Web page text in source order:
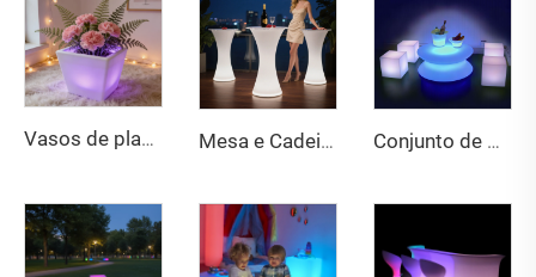
Vasos de plantas LED (3 tamanhos) – Vasos luminosos com mudança de cor Mesa e Cadeiras LED Modernas Ecológicas com Resistência à Água para Uso em Festas e Eventos ao Ar Livre Conjunto de Banqueta Redonda com Luz LED Pequena Cintura, Móveis LED com 16 Cores RGB que Mudam com Controle Remoto, Impermeável para Bar, Festa, Interior e Exterior